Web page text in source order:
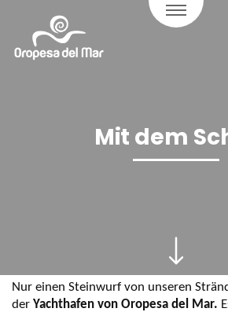
Mit dem
Nur einen Steinwurf von unseren
der Yachthafen von Oropesa del Mar.